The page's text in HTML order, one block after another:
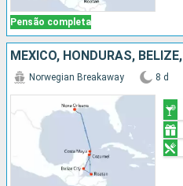
Pensão completa
Norwegian Breakaway 8 d